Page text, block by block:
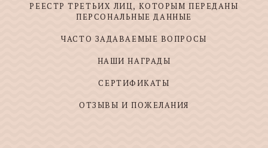
РЕЕСТР ТРЕТЬИХ ЛИЦ, КОТОРЫМ ПЕРЕДАНЫ
ПЕРСОНАЛЬНЫЕ ДАННЫЕ
ЧАСТО ЗАДАВАЕМЫЕ ВОПРОСЫ
НАШИ НАГРАДЫ
СЕРТИФИКАТЫ
ОТЗЫВЫ И ПОЖЕЛАНИЯ